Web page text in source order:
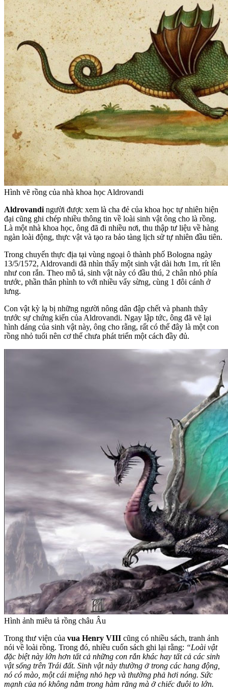
Hình vẽ rồng của nhà khoa học Aldrovandi
Aldrovandi người được xem là cha đẻ của khoa học tự nhiên hiện
đại cũng ghi chép nhiều thông tin về loài sinh vật ông cho là rồng.
Là một nhà khoa học, ông đã đi nhiều nơi, thu thập tư liệu về hàng
ngàn loài động, thực vật và tạo ra bảo tàng lịch sử tự nhiên đầu tiên.
Trong chuyến thực địa tại vùng ngoại ô thành phố Bologna ngày
13/5/1572, Aldrovandi đã nhìn thấy một sinh vật dài hơn 1m, rít lên
như con rắn. Theo mô tả, sinh vật này có đầu thú, 2 chân nhỏ phía
trước, phần thân phình to với nhiều vẩy sừng, cùng 1 đôi cánh ở
lưng.
Con vật kỳ lạ bị những người nông dân đập chết và phanh thây
trước sự chứng kiến của Aldrovandi. Ngay lập tức, ông đã vẽ lại
hình dáng của sinh vật này, ông cho rằng, rất có thể đây là một con
rồng nhỏ tuổi nên cơ thể chưa phát triển một cách đầy đủ.
Hình ảnh miêu tả rồng châu Âu
Trong thư viện của vua Henry VIII cũng có nhiều sách, tranh ảnh
nói về loài rồng. Trong đó, nhiều cuốn sách ghi lại rằng: “Loài vật
đặc biệt này lớn hơn tất cả những con rắn khác hay tất cả các sinh
vật sống trên Trái đất. Sinh vật này thường ở trong các hang động,
nó có mào, một cái miệng nhỏ hẹp và thường phả hơi nóng. Sức
mạnh của nó không nằm trong hàm răng mà ở chiếc đuôi to lớn.